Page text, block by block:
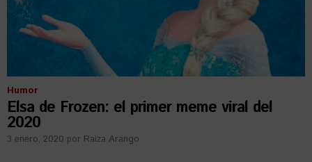
Humor
Elsa de Frozen: el primer meme viral del
2020
3 enero, 2020 por Raiza Arango